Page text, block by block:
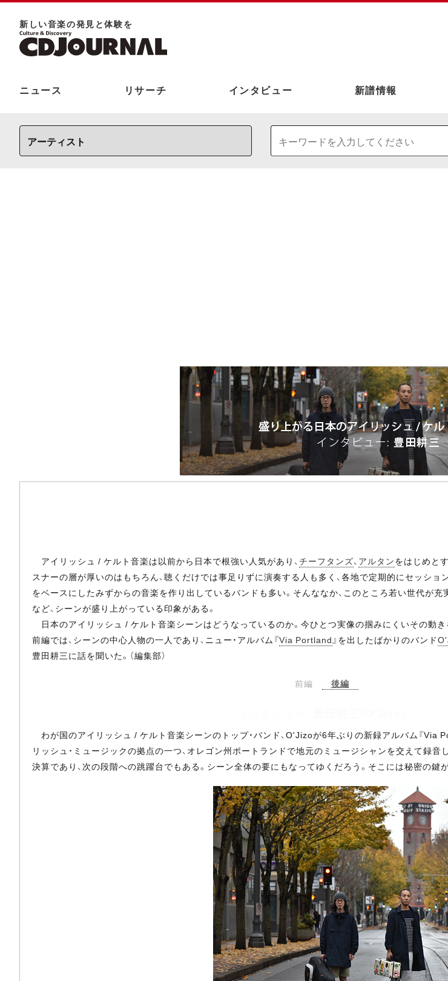
新しい⾳楽の発⾒と体験を
ニュース リサーチ インタビュー 新譜情報
アイリッシュ / ケルト音楽は以前から日本で根強い人気があり、チーフタンズ、 アルタンをはじめと
スナーの層が厚いのはもちろん、聴くだけでは事足りずに演奏する人も多く、各地で定期的にセッショ
をベースにしたみずからの音楽を作り出しているバンドも多い。そんななか、このところ若い世代が
など、シーンが盛り上がっている印象がある。
日本のアイリッシュ / ケルト音楽シーンはどうなっているのか。今ひとつ実像の掴みにくいその動き
前編では、シーンの中心人物の一人であり、ニュー・アルバム『Via Portland』を出したばかりのバンド
豊田耕三に話を聞いた。（編集部）
前編 後編
わが国のアイリッシュ / ケルト音楽シーンのトップ・バンド、O'Jizoが6年ぶりの新録アルバム『Via
リッシュ・ミュージックの拠点の一つ、オレゴン州ポートランドで地元のミュージシャンを交えて録
決算であり、次の段階への跳躍台でもある。シーン全体の要にもなってゆくだろう。そこには秘密の鍵